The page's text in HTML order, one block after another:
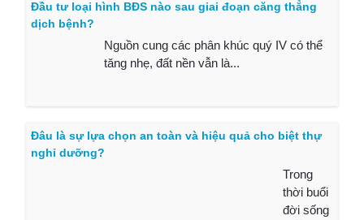
Đầu tư loại hình BĐS nào sau giai đoạn căng thẳng
dịch bệnh?
Nguồn cung các phân khúc quý IV có thể
tăng nhẹ, đất nền vẫn là...
Đâu là sự lựa chọn an toàn và hiệu quả cho biệt thự
nghỉ dưỡng?
Trong
thời buổi
đời sống